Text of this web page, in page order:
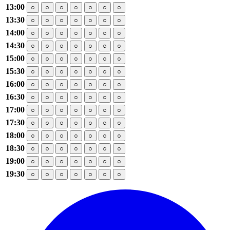
13:00 ○ ○ ○ ○ ○ ○ ○
13:30 ○ ○ ○ ○ ○ ○ ○
14:00 ○ ○ ○ ○ ○ ○ ○
14:30 ○ ○ ○ ○ ○ ○ ○
15:00 ○ ○ ○ ○ ○ ○ ○
15:30 ○ ○ ○ ○ ○ ○ ○
16:00 ○ ○ ○ ○ ○ ○ ○
16:30 ○ ○ ○ ○ ○ ○ ○
17:00 ○ ○ ○ ○ ○ ○ ○
17:30 ○ ○ ○ ○ ○ ○ ○
18:00 ○ ○ ○ ○ ○ ○ ○
18:30 ○ ○ ○ ○ ○ ○ ○
19:00 ○ ○ ○ ○ ○ ○ ○
19:30 ○ ○ ○ ○ ○ ○ ○